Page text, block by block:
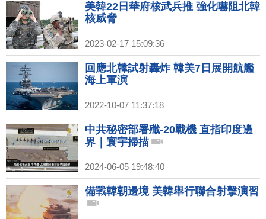
美韓22日華府核武兵推 強化嚇阻北韓
核威脅
2023-02-17 15:09:36
回應北韓試射轟炸 韓美7日展開航艦
海上軍演
2022-10-07 11:37:18
中共秘密部署殲-20戰機 直指印度邊
界｜寰宇掃描
2024-06-05 19:48:40
備戰韓朝邊境 美韓舉行聯合射擊演習